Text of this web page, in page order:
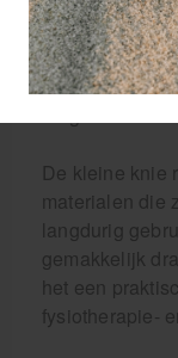
voor de
specifieke
waardoor de
De kleine knie
materialen die
langdurig
gemakkelijk
het een
fysiotherapie-